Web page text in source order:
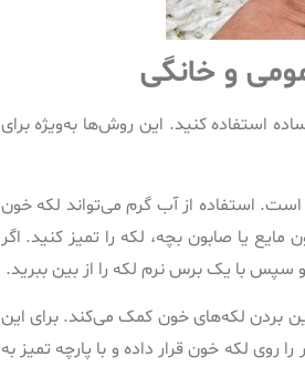
و خانگی
استفاده کنید. این روش‌ها به‌ویژه برای
استفاده از آب گرم می‌تواند لکه خون
یا صابون بچه، لکه را تمیز کنید. اگر
و سپس با یک برس نرم لکه را از بین ببرید.
بردن لکه‌های خون کمک می‌کند. برای این
لکه خون قرار داده و با پارچه تمیز به